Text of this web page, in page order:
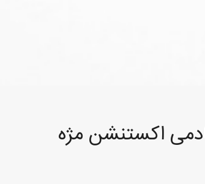
اکستنشن مژه